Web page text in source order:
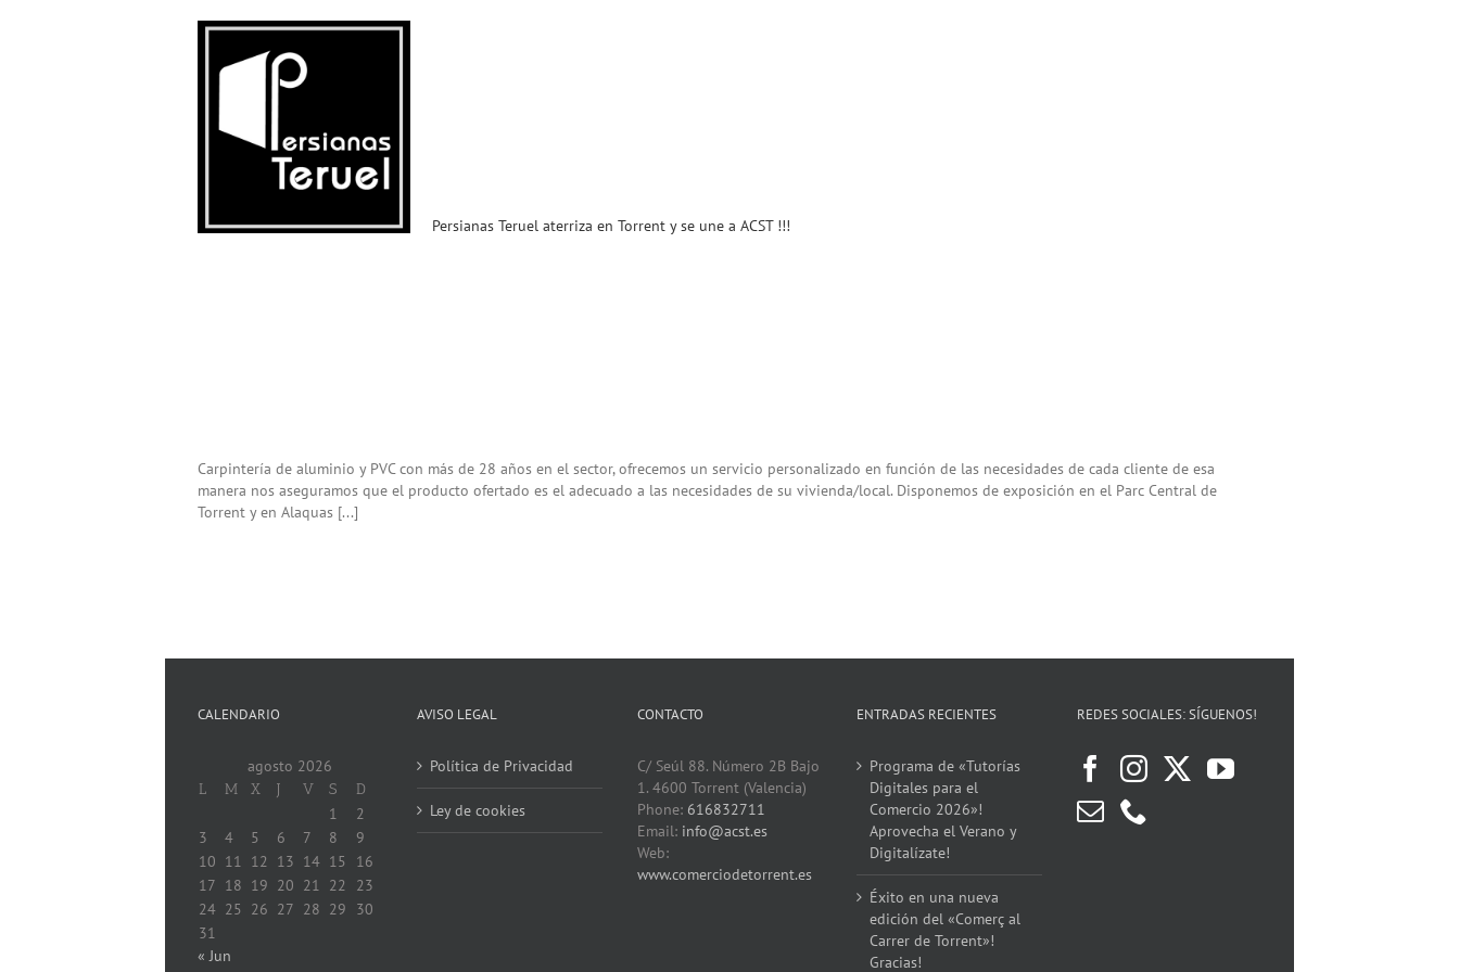
Persianas Teruel aterriza en Torrent y se une a ACST !!!
Carpintería de aluminio y PVC con más de 28 años en el sector, ofrecemos un servicio personalizado en función de las necesidades de cada cliente de esa
manera nos aseguramos que el producto ofertado es el adecuado a las necesidades de su vivienda/local. Disponemos de exposición en el Parc Central de
Torrent y en Alaquas [...]
CALENDARIO
agosto 2026
L M X J V S D
1
2
3
4 5 6 7 8
9
10 11 12 13 14 15
16
17 18 19 20 21 22
23
24 25 26 27 28 29
30
31
« Jun
AVISO LEGAL
Política de Privacidad
Ley de cookies
CONTACTO
C/ Seúl 88. Número 2B Bajo
1. 4600 Torrent (Valencia)
Phone: 616832711
Email: info@acst.es
Web:
www.comerciodetorrent.es
ENTRADAS RECIENTES
Programa de «Tutorías
Digitales para el
Comercio 2026»!
Aprovecha el Verano y
Digitalízate!
Éxito en una nueva
edición del «Comerç al
Carrer de Torrent»!
Gracias!
REDES SOCIALES: SÍGUENOS!